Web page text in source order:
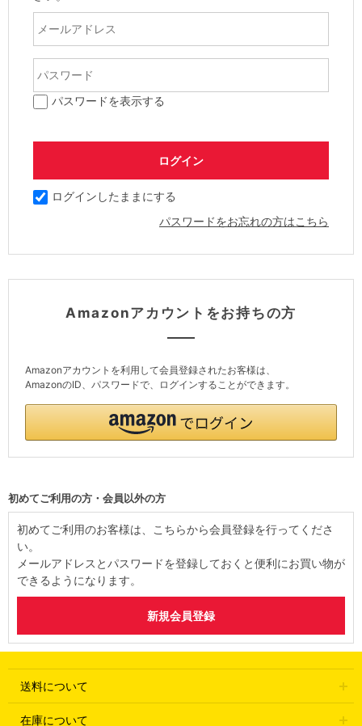
パスワードを表示する
ログインしたままにする
パスワードをお忘れの方はこちら
Amazonアカウントをお持ちの方
Amazonアカウントを利用して会員登録されたお客様は、
AmazonのID、パスワードで、ログインすることができます。
初めてご利用の方・会員以外の方
初めてご利用のお客様は、こちらから会員登録を行ってくださ
い。
メールアドレスとパスワードを登録しておくと便利にお買い物が
できるようになります。
送料について
在庫について